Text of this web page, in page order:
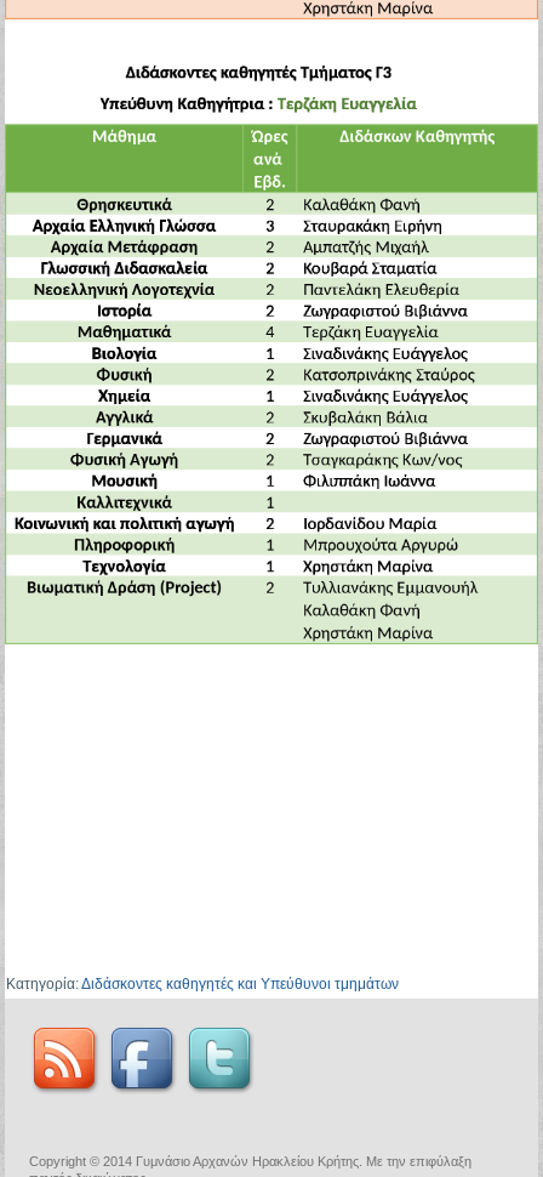
Κατηγορία:Διδάσκοντες καθηγητές και Υπεύθυνοι τμημάτων
Copyright © 2014 Γυμνάσιο Αρχανών Ηρακλείου Κρήτης. Με την επιφύλαξη